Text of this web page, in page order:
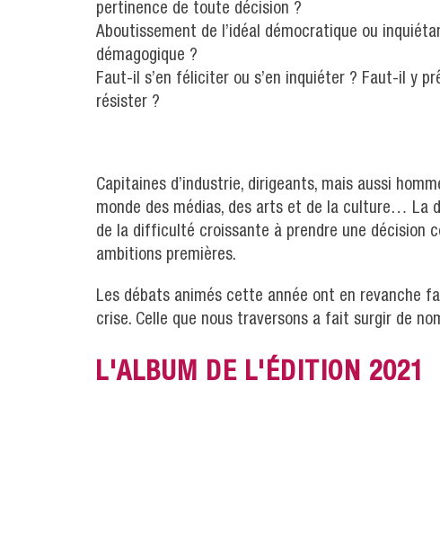
pertinence de toute décision ?
Aboutissement de l’idéal démocratique ou
démagogique ?
Faut-il s’en féliciter ou s’en inquiéter ? Faut-il y
résister ?
Capitaines d’industrie, dirigeants, mais aussi
monde des médias, des arts et de la culture… La
de la difficulté croissante à prendre une décision
ambitions premières.
Les débats animés cette année ont en revanche
crise. Celle que nous traversons a fait surgir de
L'ALBUM DE L'ÉDITION 2021